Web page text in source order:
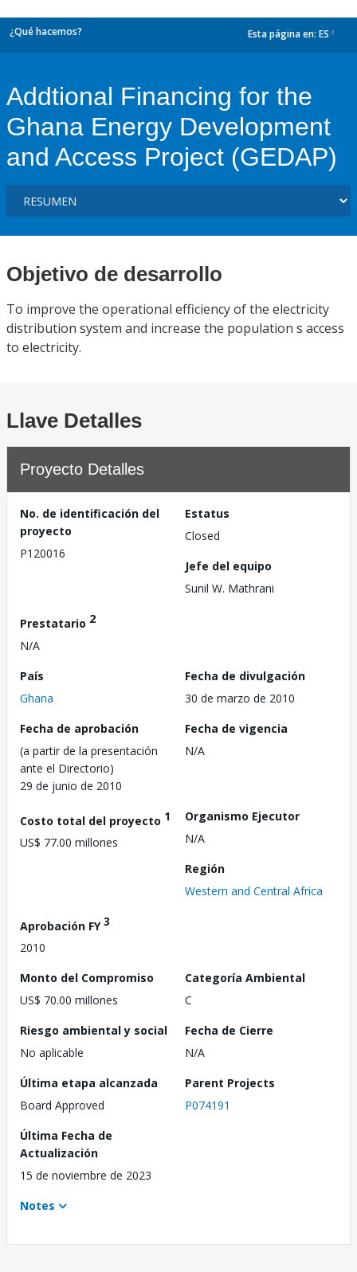
¿Qué hacemos? Esta página en: ES
Addtional Financing for the
Ghana Energy Development
and Access Project (GEDAP)
Objetivo de desarrollo
To improve the operational efficiency of the electricity
distribution system and increase the population s access
to electricity.
Llave Detalles
Proyecto Detalles
No. de identificación del
proyecto
P120016
Estatus
Closed
Jefe del equipo
Sunil W. Mathrani
Prestatario 2
N/A
País
Ghana
Fecha de divulgación
30 de marzo de 2010
Fecha de aprobación
(a partir de la presentación
ante el Directorio)
29 de junio de 2010
Fecha de vigencia
N/A
Costo total del proyecto 1
US$ 77.00 millones
Organismo Ejecutor
N/A
Región
Western and Central Africa
Aprobación FY3
2010
Monto del Compromiso
US$ 70.00 millones
Categoría Ambiental
C
Riesgo ambiental y social
No aplicable
Fecha de Cierre
N/A
Última etapa alcanzada
Board Approved
Parent Projects
P074191
Última Fecha de
Actualización
15 de noviembre de 2023
Notes